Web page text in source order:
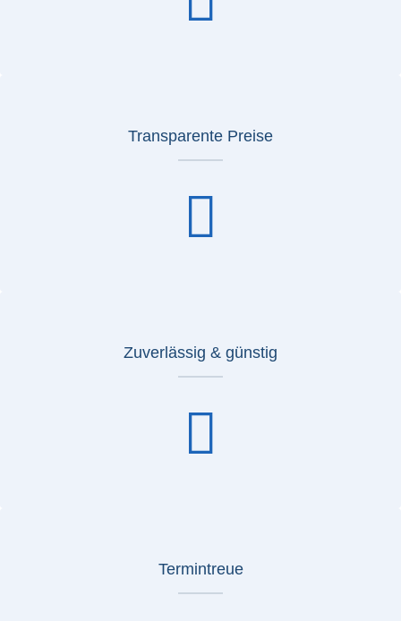
Transparente Preise
Zuverlässig & günstig
Termintreue